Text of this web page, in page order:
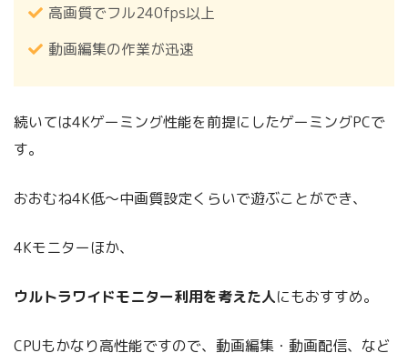
高画質でフル240fps以上
動画編集の作業が迅速
続いては4Kゲーミング性能を前提にしたゲーミングPCで
す。
おおむね4K低～中画質設定くらいで遊ぶことができ、
4Kモニターほか、
ウルトラワイドモニター利用を考えた人にもおすすめ。
CPUもかなり高性能ですので、動画編集・動画配信、など